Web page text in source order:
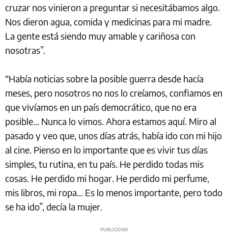
cruzar nos vinieron a preguntar si necesitábamos algo.
Nos dieron agua, comida y medicinas para mi madre.
La gente está siendo muy amable y cariñosa con
nosotras”.
“Había noticias sobre la posible guerra desde hacía
meses, pero nosotros no nos lo creíamos, confiamos en
que vivíamos en un país democrático, que no era
posible… Nunca lo vimos. Ahora estamos aquí. Miro al
pasado y veo que, unos días atrás, había ido con mi hijo
al cine. Pienso en lo importante que es vivir tus días
simples, tu rutina, en tu país. He perdido todas mis
cosas. He perdido mi hogar. He perdido mi perfume,
mis libros, mi ropa… Es lo menos importante, pero todo
se ha ido”, decía la mujer.